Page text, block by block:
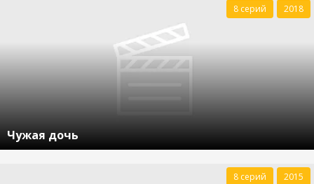
Чужая дочь
8 серий 2018
8 серий 2015